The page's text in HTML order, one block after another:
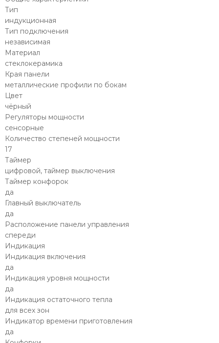
Тип
индукционная
Тип подключения
независимая
Материал
стеклокерамика
Края панели
металлические профили по бокам
Цвет
чёрный
Регуляторы мощности
сенсорные
Количество степеней мощности
17
Таймер
цифровой, таймер выключения
Таймер конфорок
да
Главный выключатель
да
Расположение панели управления
спереди
Индикация
Индикация включения
да
Индикация уровня мощности
да
Индикация остаточного тепла
для всех зон
Индикатор времени приготовления
да